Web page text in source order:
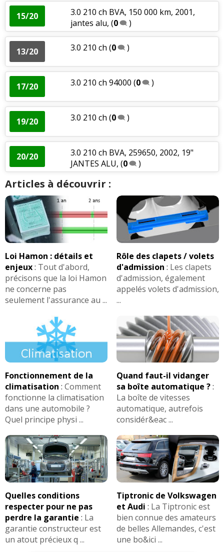
15/20
3.0 210 ch BVA, 150 000 km, 2001,
jantes alu, (0 )
13/20 3.0 210 ch (0 )
17/20 3.0 210 ch 94000 (0 )
19/20 3.0 210 ch (0 )
20/20
3.0 210 ch BVA, 259650, 2002, 19"
JANTES ALU, (0 )
Articles à découvrir :
Loi Hamon : détails et
enjeux: Tout d'abord,
précisons que la loi Hamon
ne concerne pas
seulement l'assurance au ...
Rôle des clapets / volets
d'admission : Les clapets
d'admission, également
appelés volets d'admission,
...
Fonctionnement de la
climatisation : Comment
fonctionne la climatisation
dans une automobile ?
Quel principe physi ...
Quand faut-il vidanger
sa boîte automatique ?:
La boîte de vitesses
automatique, autrefois
considér&eac ...
Quelles conditions
respecter pour ne pas
perdre la garantie : La
garantie constructeur est
un atout précieux q ...
Tiptronic de Volkswagen
et Audi : La Tiptronic est
bien connue des amateurs
de belles Allemandes, c'est
une bo&ici ...